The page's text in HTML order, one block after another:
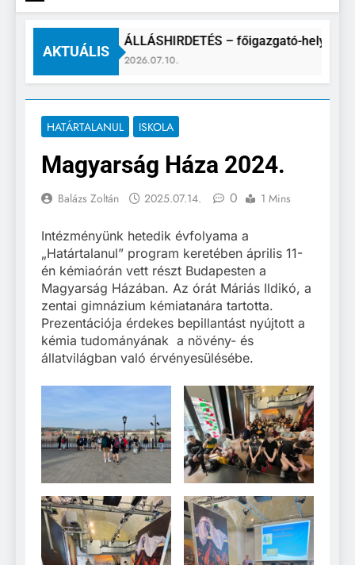
AKTUÁLIS
ÁLLÁSHIRDETÉS – főigazgató-helyettes
2026.07.10.
HATÁRTALANUL ISKOLA
Magyarság Háza 2024.
Balázs Zoltán 2025.07.14. 0 1 Mins
Intézményünk hetedik évfolyama a
„Határtalanul” program keretében április 11-
én kémiaórán vett részt Budapesten a
Magyarság Házában. Az órát Máriás Ildikó, a
zentai gimnázium kémiatanára tartotta.
Prezentációja érdekes bepillantást nyújtott a
kémia tudományának a növény- és
állatvilágban való érvényesülésébe.